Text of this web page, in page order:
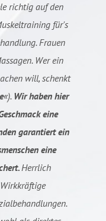
richtig auf den
für's
Frauen
Wer ein
will, schenkt
«). Wir haben hier
eine
garantiert ein
eine
Herrlich